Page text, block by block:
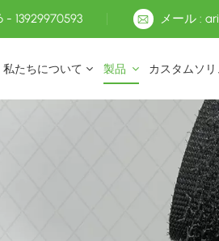
- 13929970593 メール :
私たちについて 製品 カスタムソ